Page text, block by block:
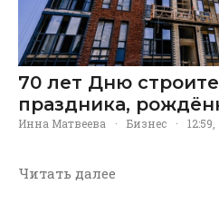
70 лет Дню
праздника,
Инна Матвеева · Бизнес ·
Читать далее